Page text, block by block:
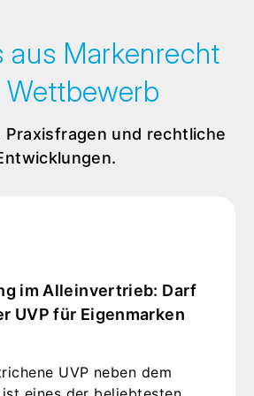
aus Markenrecht
Wettbewerb
Praxisfragen und rechtliche
im Alleinvertrieb: Darf
UVP für Eigenmarken
UVP neben dem